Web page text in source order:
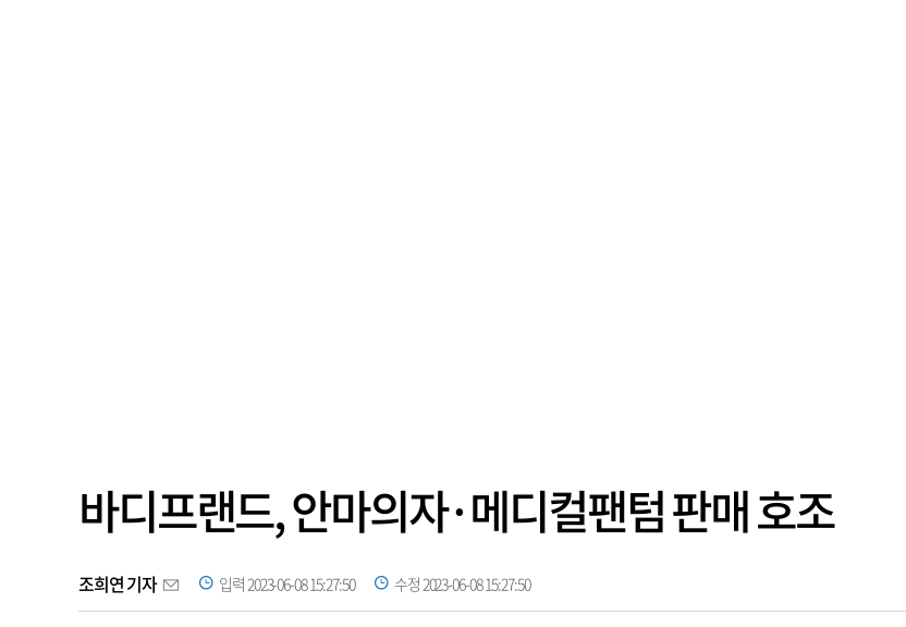
바디프랜드, 안마의자·메디컬팬텀 판매 호조
조희연 기자 입력 2023-06-08 15:27:50 수정 2023-06-08 15:27:50